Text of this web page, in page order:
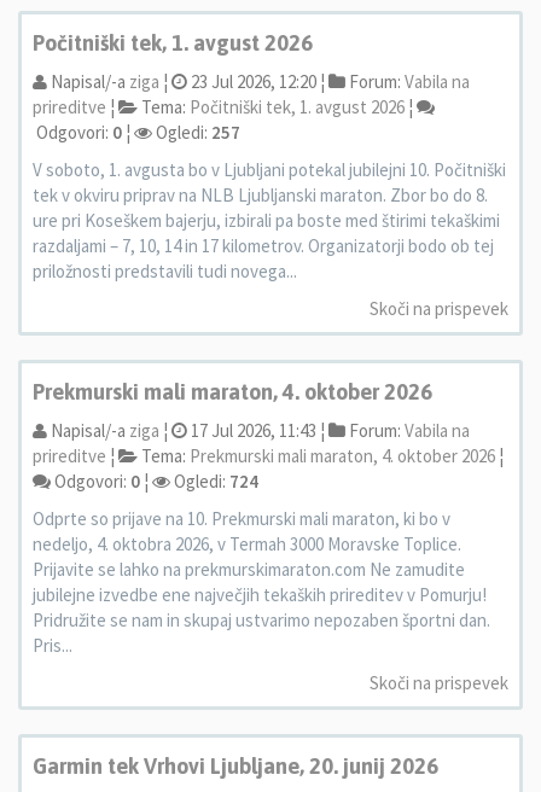
Počitniški tek, 1. avgust 2026
Napisal/-a ziga ¦ 23 Jul 2026, 12:20 ¦ Forum: Vabila na
prireditve ¦ Tema: Počitniški tek, 1. avgust 2026 ¦
Odgovori: 0 ¦ Ogledi: 257
V soboto, 1. avgusta bo v Ljubljani potekal jubilejni 10. Počitniški
tek v okviru priprav na NLB Ljubljanski maraton. Zbor bo do 8.
ure pri Koseškem bajerju, izbirali pa boste med štirimi tekaškimi
razdaljami – 7, 10, 14 in 17 kilometrov. Organizatorji bodo ob tej
priložnosti predstavili tudi novega...
Skoči na prispevek
Prekmurski mali maraton, 4. oktober 2026
Napisal/-a ziga ¦ 17 Jul 2026, 11:43 ¦ Forum: Vabila na
prireditve ¦ Tema: Prekmurski mali maraton, 4. oktober 2026 ¦
Odgovori: 0 ¦ Ogledi: 724
Odprte so prijave na 10. Prekmurski mali maraton, ki bo v
nedeljo, 4. oktobra 2026, v Termah 3000 Moravske Toplice.
Prijavite se lahko na prekmurskimaraton.com Ne zamudite
jubilejne izvedbe ene največjih tekaških prireditev v Pomurju!
Pridružite se nam in skupaj ustvarimo nepozaben športni dan.
Pris...
Skoči na prispevek
Garmin tek Vrhovi Ljubljane, 20. junij 2026